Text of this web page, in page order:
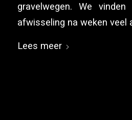
gravelwegen. We
afwisseling na weken veel
Lees meer